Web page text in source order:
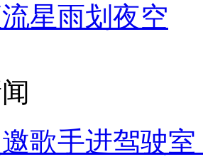
星雨划夜空
歌手进驾驶